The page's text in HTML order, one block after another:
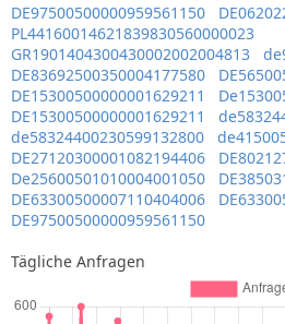
DE97500500000959561150
PL44160014621839830560000023
GR1901404300430002002004813
DE83692500350004177580
DE15300500000001629211
DE15300500000001629211
de58324400230599132800
DE27120300001082194406
De25600501010004001050
DE63300500007110404006
DE97500500000959561150
Tägliche Anfragen